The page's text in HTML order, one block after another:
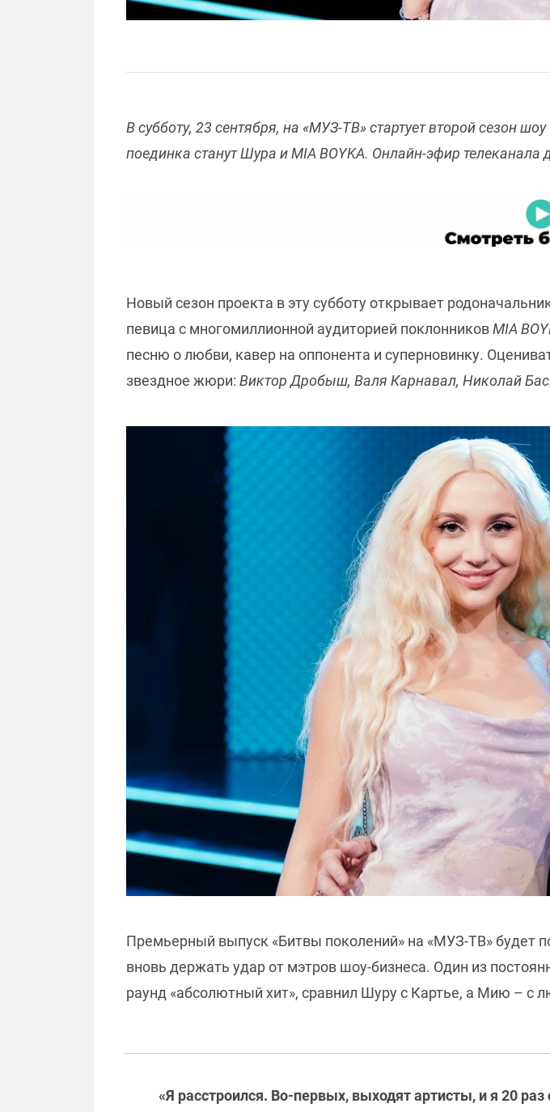
В субботу, 23 сентября, на «МУЗ-ТВ»стартует второй сезон
поединка станут Шура и MIA BOYKA. Онлайн-эфир телеканала
Новый сезон проекта в эту субботу открывает
певица с многомиллионной аудиторией поклонниковMIA
песню о любви, кавер на оппонента и суперновинку.
звездное жюри: Виктор Дробыш, Валя Карнавал, Николай
Премьерный выпуск «Битвы поколений» на «МУЗ-ТВ» будет
вновь держать удар от мэтров шоу-бизнеса. Один из
раунд «абсолютный хит», сравнил Шуру с Картье, а Мию – с
«Я расстроился. Во-первых, выходят артисты, и я 20